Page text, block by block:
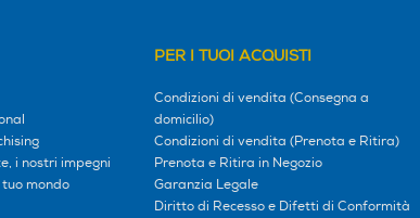
i nostri impegni
mondo
PER I TUOI ACQUISTI
Condizioni di vendita (Consegna a
domicilio)
Condizioni di vendita (Prenota e Ritira)
Prenota e Ritira in Negozio
Garanzia Legale
Diritto di Recesso e Difetti di Conformità